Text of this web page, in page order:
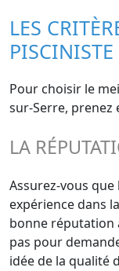
LES
PISCINISTE
Pour choisir le
sur-Serre, prenez
LA
Assurez-vous
expérience dans
bonne réputation
pas pour
idée de la qualité